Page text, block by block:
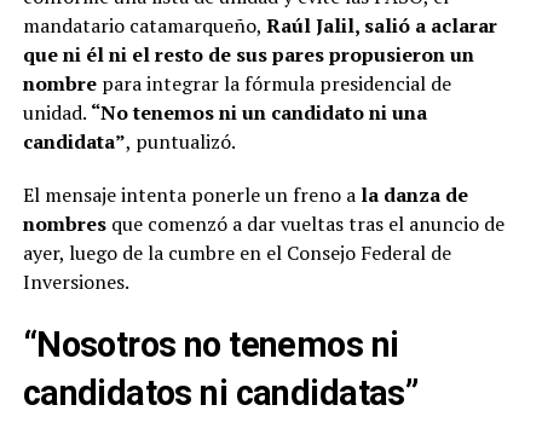
mandatario catamarqueño, Raúl Jalil, salió a aclarar
que ni él ni el resto de sus pares propusieron un
nombrepara integrar la fórmula presidencial de
unidad. “No tenemos ni un candidato ni una
candidata”, puntualizó.
El mensaje intenta ponerle un freno a la danza de
nombresque comenzó a dar vueltas tras el anuncio de
ayer, luego de la cumbre en el Consejo Federal de
Inversiones.
“Nosotros no tenemos ni
candidatos ni candidatas”